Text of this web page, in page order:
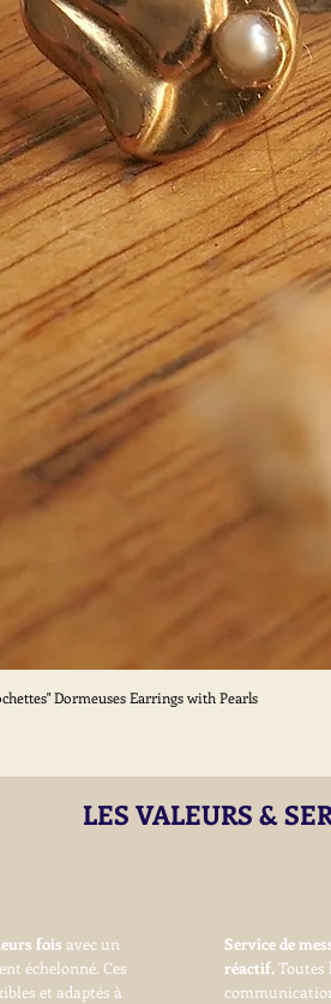
Dormeuses Earrings with Pearls
foisavec un
échelonné. Ces
et adaptés à
LES VALEURS &
Service de
réactif.Toutes